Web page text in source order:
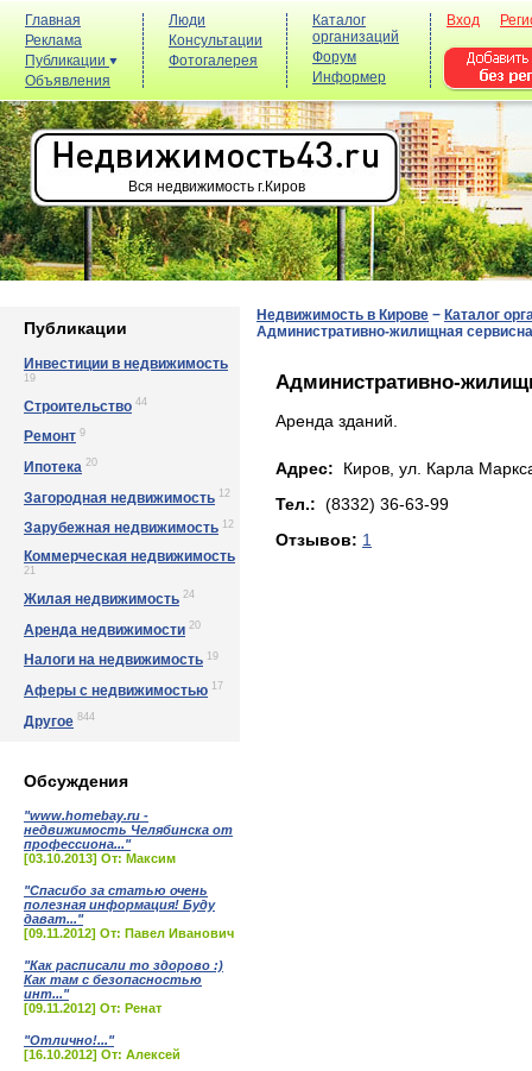
Главная
Реклама
Публикации
Объявления
Люди
Консультации
Фотогалерея
Каталог
организаций
Форум
Информер
Вход
Вся недвижимость г.Киров
Публикации
Инвестиции в недвижимость
19
Строительство 44
Ремонт 9
Ипотека 20
Загородная недвижимость 12
Зарубежная недвижимость 12
Коммерческая недвижимость
21
Жилая недвижимость 24
Аренда недвижимости 20
Налоги на недвижимость 19
Аферы с недвижимостью 17
Другое 844
Обсуждения
"www.homebay.ru -
недвижимость Челябинска от
профессиона..."
[03.10.2013] От: Максим
"Спасибо за статью очень
полезная информация! Буду
дават..."
[09.11.2012] От: Павел Иванович
"Как расписали то здорово :)
Как там с безопасностью
инт..."
[09.11.2012] От: Ренат
"Отлично!..."
[16.10.2012] От: Алексей
Недвижимость в Кирове − Каталог
Административно-жилищная
Административно-
Аренда зданий.
Адрес: Киров, ул. Кapлa
Тел.: (8332) 36-63-99
Отзывов: 1